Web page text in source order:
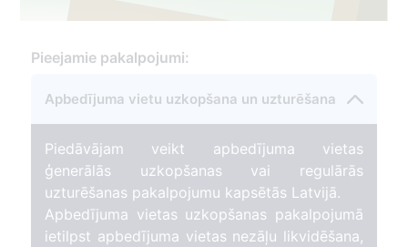
77
Pieejamie pakalpojumi:
Apbedījuma vietu uzkopšana un uzturēšana
Piedāvājam veikt apbedījuma vietas
ģenerālās uzkopšanas vai regulārās
uzturēšanas pakalpojumu kapsētās Latvijā.
Apbedījuma vietas uzkopšanas pakalpojumā
ietilpst apbedījuma vietas nezāļu likvidēšana,